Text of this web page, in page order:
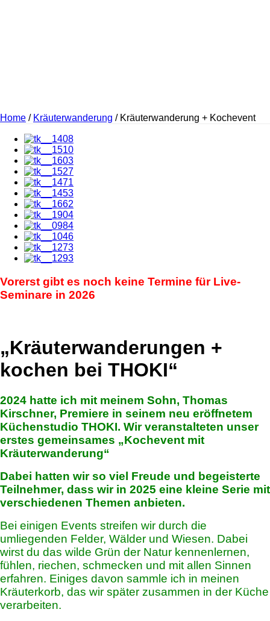
Home / Kräuterwanderung / Kräuterwanderung + Kochevent
Vorerst gibt es noch keine Termine für Live-
Seminare in 2026
„Kräuterwanderungen +
kochen bei THOKI“
2024 hatte ich mit meinem Sohn, Thomas
Kirschner, Premiere in seinem neu eröffnetem
Küchenstudio THOKI. Wir veranstalteten unser
erstes gemeinsames „Kochevent mit
Kräuterwanderung“
Dabei hatten wir so viel Freude und begeisterte
Teilnehmer, dass wir in 2025 eine kleine Serie mit
verschiedenen Themen anbieten.
Bei einigen Events streifen wir durch die
umliegenden Felder, Wälder und Wiesen. Dabei
wirst du das wilde Grün der Natur kennenlernen,
fühlen, riechen, schmecken und mit allen Sinnen
erfahren. Einiges davon sammle ich in meinen
Kräuterkorb, das wir später zusammen in der Küche
verarbeiten.